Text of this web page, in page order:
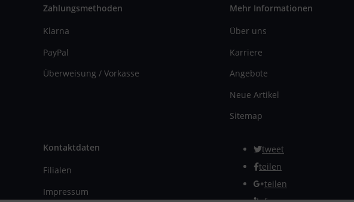
Zahlungsmethoden
Klarna
PayPal
Überweisung / Vorkasse
Mehr Informationen
Über uns
Karriere
Angebote
Neue Artikel
Sitemap
Kontaktdaten
Filialen
Impressum
tweet
teilen
teilen